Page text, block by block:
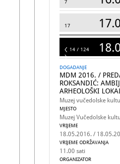
7
17
12414 / 124
DOGADANJE
MDM 2016. /
ROKSANDIĆ:
ARHEOLOŠKI
Muzej vučedolske
MJESTO
Muzej Vučedolske
VRIJEME
18.05.2016. /
VRIJEME ODRŽAVANJA
11.00 sati
ORGANIZATOR